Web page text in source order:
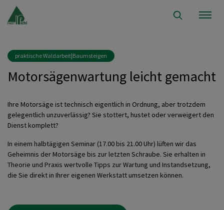
praktische Waldarbeit|Baumsteigen
Motorsägenwartung leicht gemacht
Ihre Motorsäge ist technisch eigentlich in Ordnung, aber trotzdem
gelegentlich unzuverlässig? Sie stottert, hustet oder verweigert den
Dienst komplett?
In einem halbtägigen Seminar (17.00 bis 21.00 Uhr) lüften wir das
Geheimnis der Motorsäge bis zur letzten Schraube. Sie erhalten in
Theorie und Praxis wertvolle Tipps zur Wartung und Instandsetzung,
die Sie direkt in Ihrer eigenen Werkstatt umsetzen können.